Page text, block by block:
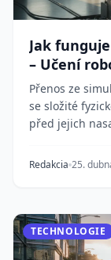
Jak
– Učení
Přenos ze
se složité
před jejich
Redakcia 25.
TECHNOLOGIE